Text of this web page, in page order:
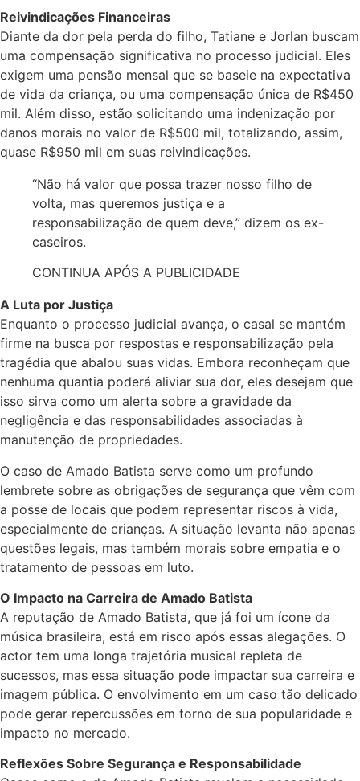
Reivindicações Financeiras
Diante da dor pela perda do filho, Tatiane e Jorlan buscam
uma compensação significativa no processo judicial. Eles
exigem uma pensão mensal que se baseie na expectativa
de vida da criança, ou uma compensação única de R$450
mil. Além disso, estão solicitando uma indenização por
danos morais no valor de R$500 mil, totalizando, assim,
quase R$950 mil em suas reivindicações.
“Não há valor que possa trazer nosso filho de
volta, mas queremos justiça e a
responsabilização de quem deve,” dizem os ex-
caseiros.
CONTINUA APÓS A PUBLICIDADE
A Luta por Justiça
Enquanto o processo judicial avança, o casal se mantém
firme na busca por respostas e responsabilização pela
tragédia que abalou suas vidas. Embora reconheçam que
nenhuma quantia poderá aliviar sua dor, eles desejam que
isso sirva como um alerta sobre a gravidade da
negligência e das responsabilidades associadas à
manutenção de propriedades.
O caso de Amado Batista serve como um profundo
lembrete sobre as obrigações de segurança que vêm com
a posse de locais que podem representar riscos à vida,
especialmente de crianças. A situação levanta não apenas
questões legais, mas também morais sobre empatia e o
tratamento de pessoas em luto.
O Impacto na Carreira de Amado Batista
A reputação de Amado Batista, que já foi um ícone da
música brasileira, está em risco após essas alegações. O
actor tem uma longa trajetória musical repleta de
sucessos, mas essa situação pode impactar sua carreira e
imagem pública. O envolvimento em um caso tão delicado
pode gerar repercussões em torno de sua popularidade e
impacto no mercado.
Reflexões Sobre Segurança e Responsabilidade